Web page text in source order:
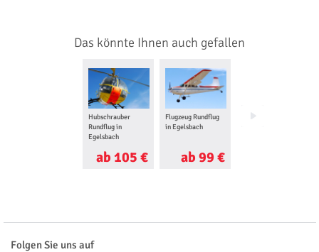
Das könnte Ihnen auch gefallen
Hubschrauber
Rundflug in
Egelsbach
ab 105 €
Flugzeug Rundflug
in Egelsbach
ab 99 €
Flugzeug selber
Folgen Sie uns auf